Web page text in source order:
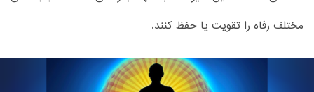
مختلف رفاه را تقویت یا حفظ کنند.